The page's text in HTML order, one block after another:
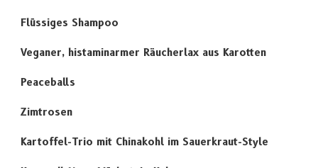
Flüssiges Shampoo
Veganer, histaminarmer Räucherlax aus Karotten
Peaceballs
Zimtrosen
Kartoffel-Trio mit Chinakohl im Sauerkraut-Style